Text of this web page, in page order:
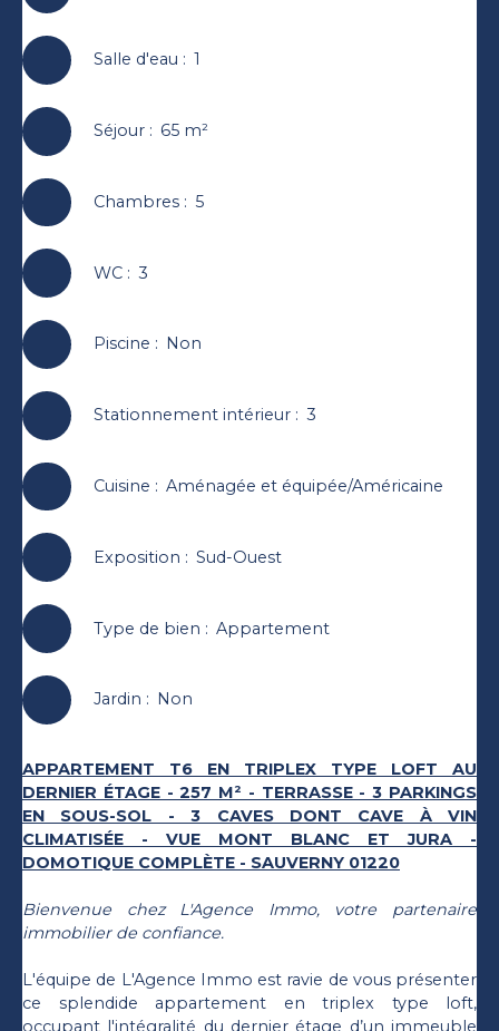
Salle d'eau : 1
Séjour: 65 m²
Chambres: 5
WC: 3
Piscine : Non
Stationnement intérieur: 3
Cuisine : Aménagée et équipée/Américaine
Exposition : Sud-Ouest
Type de bien : Appartement
Jardin : Non
APPARTEMENT T6 EN TRIPLEX TYPE LOFT AU
DERNIER ÉTAGE - 257 M² - TERRASSE - 3 PARKINGS
EN SOUS-SOL - 3 CAVES DONT CAVE À VIN
CLIMATISÉE - VUE MONT BLANC ET JURA -
DOMOTIQUE COMPLÈTE - SAUVERNY 01220
Bienvenue chez L'Agence Immo, votre partenaire
immobilier de confiance.
L'équipe de L'Agence Immo est ravie de vous présenter
ce splendide appartement en triplex type loft,
occupant l'intégralité du dernier étage d’un immeuble